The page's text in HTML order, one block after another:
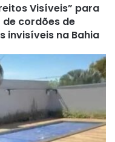
Visíveis” para
cordões de
invisíveis na Bahia